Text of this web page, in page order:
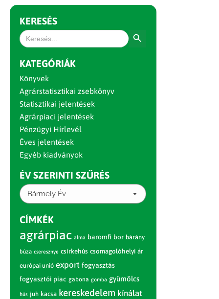
KERESÉS
Search
for:
KATEGÓRIÁK
Könyvek
Agrárstatisztikai zsebkönyv
Statisztikai jelentések
Agrárpiaci jelentések
Pénzügyi Hírlevél
Éves jelentések
Egyéb kiadványok
ÉV SZERINTI SZŰRÉS
Bármely Év
CÍMKÉK
agrárpiac alma baromfi bor bárány
búza cseresznye csirkehús csomagolóhelyi ár
európai unió export fogyasztás
fogyasztói piac gabona gomba gyümölcs
hús juh kacsa kereskedelem kínálat